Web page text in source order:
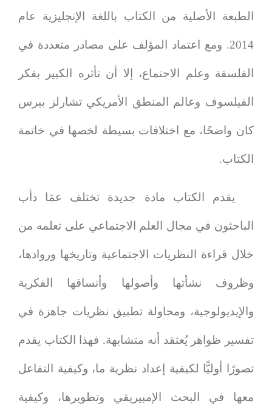
الطبعة الأصلية من الكتاب باللغة الإنجليزية عام
2014. ومع اعتماد المؤلف على مصادر متعددة في
الفلسفة وعلم الاجتماع، إلا أن تأثره الكبير بفكر
الفيلسوف وعالم المنطق الأمريكي تشارلز بيرس
كان واضحًا، مع اختلافات بسيطة لخصها في خاتمة
الكتاب.
يقدم الكتاب مادة جديدة تختلف عمَا دأب
الباحثون في مجال العلم الاجتماعي على تعلمه من
خلال قراءة النظريات الاجتماعية وتاريخها وروادها،
وظروف نشأتها وأصولها وأنساقها الفكرية
والإيديولوجية، ومحاولة تطبيق نظريات جاهزة في
تفسير ظواهر يُعتقد أنه متشابهة. فهذا الكتاب يقدم
تصورًا أوليًّا لكيفية إعداد نظرية ما، وكيفية التفاعل
معها في البحث الإمبيريقي وتطويرها، وكيفية